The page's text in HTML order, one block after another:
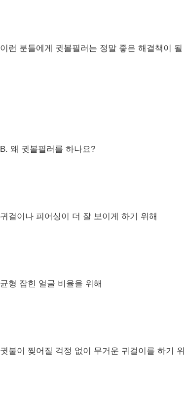
이런 분들에게 귓볼필러는 정말 좋은 해결책이 될
B. 왜 귓볼필러를 하나요?
​귀걸이나 피어싱이 더 잘 보이게 하기 위해
균형 잡힌 얼굴 비율을 위해
귓불이 찢어질 걱정 없이 무거운 귀걸이를 하기